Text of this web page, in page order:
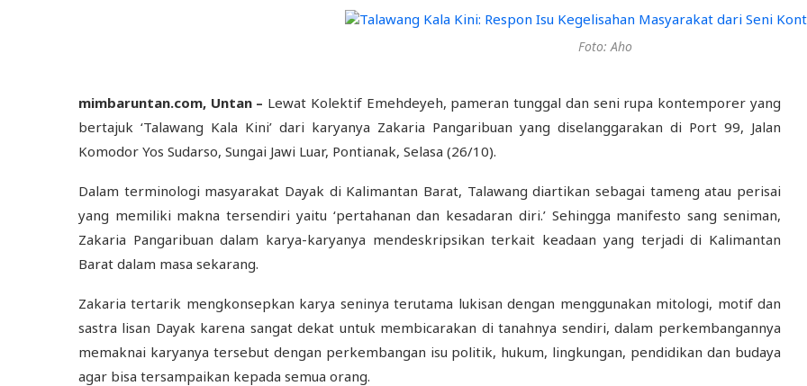
Foto: Aho
mimbaruntan.com, Untan – Lewat Kolektif Emehdeyeh, pameran tunggal dan seni rupa kontemporer yang
bertajuk ‘Talawang Kala Kini’ dari karyanya Zakaria Pangaribuan yang diselanggarakan di Port 99, Jalan
Komodor Yos Sudarso, Sungai Jawi Luar, Pontianak, Selasa (26/10).
Dalam terminologi masyarakat Dayak di Kalimantan Barat, Talawang diartikan sebagai tameng atau perisai
yang memiliki makna tersendiri yaitu ‘pertahanan dan kesadaran diri.’ Sehingga manifesto sang seniman,
Zakaria Pangaribuan dalam karya-karyanya mendeskripsikan terkait keadaan yang terjadi di Kalimantan
Barat dalam masa sekarang.
Zakaria tertarik mengkonsepkan karya seninya terutama lukisan dengan menggunakan mitologi, motif dan
sastra lisan Dayak karena sangat dekat untuk membicarakan di tanahnya sendiri, dalam perkembangannya
memaknai karyanya tersebut dengan perkembangan isu politik, hukum, lingkungan, pendidikan dan budaya
agar bisa tersampaikan kepada semua orang.